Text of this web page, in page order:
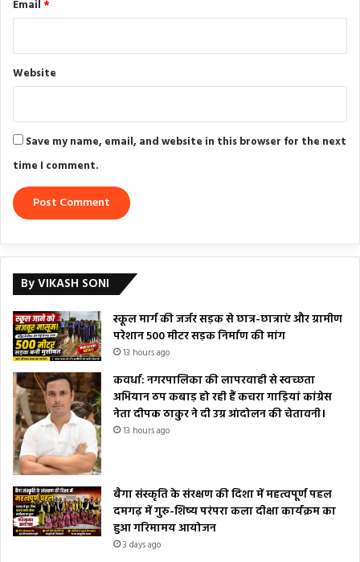
Email *
Website
Save my name, email, and website in this browser for the next
time I comment.
By VIKASH SONI
स्कूल मार्ग की जर्जर सड़क से छात्र-छात्राएं और ग्रामीण
परेशान 500 मीटर सड़क निर्माण की मांग
13 hours ago
कवर्धा: नगरपालिका की लापरवाही से स्वच्छता
अभियान ठप कबाड़ हो रही हैं कचरा गाड़ियां कांग्रेस
नेता दीपक ठाकुर ने दी उग्र आंदोलन की चेतावनी।
13 hours ago
बैगा संस्कृति के संरक्षण की दिशा में महत्वपूर्ण पहल
दमगढ़ में गुरु-शिष्य परंपरा कला दीक्षा कार्यक्रम का
हुआ गरिमामय आयोजन
3 days ago